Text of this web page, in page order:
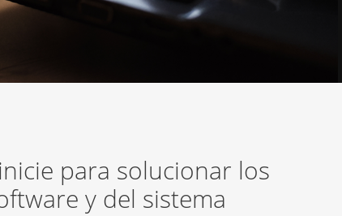
para solucionar los
y del sistema